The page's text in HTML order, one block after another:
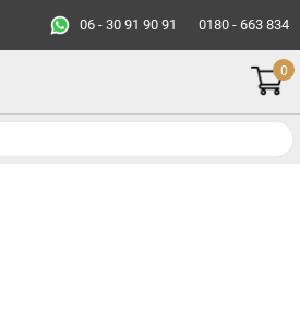
06 - 30 91 90 91 0180 - 663 834
0